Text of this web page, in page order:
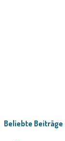
Beliebte Beiträge